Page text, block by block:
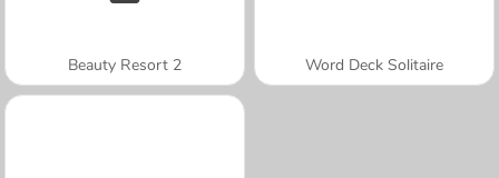
Beauty Resort 2 Word Deck Solitaire